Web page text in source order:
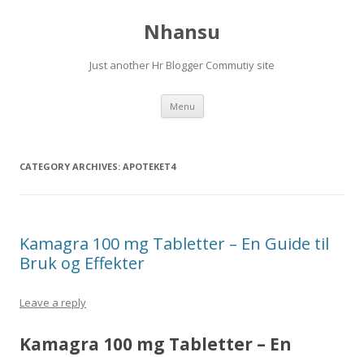
Nhansu
Just another Hr Blogger Commutiy site
Menu Skip to content
CATEGORY ARCHIVES: APOTEKET4
Kamagra 100 mg Tabletter – En Guide til
Bruk og Effekter
Leave a reply
Kamagra 100 mg Tabletter – En